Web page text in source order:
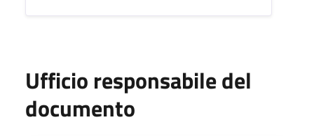
Ufficio responsabile del
documento